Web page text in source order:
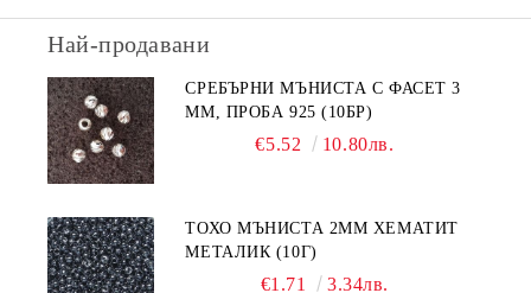
Най-продавани
СРЕБЪРНИ МЪНИСТА С ФАСЕТ 3
ММ, ПРОБА 925 (10БР)
€5.52 10.80лв.
ТОХО МЪНИСТА 2ММ ХЕМАТИТ
МЕТАЛИК (10Г)
€1.71 3.34лв.